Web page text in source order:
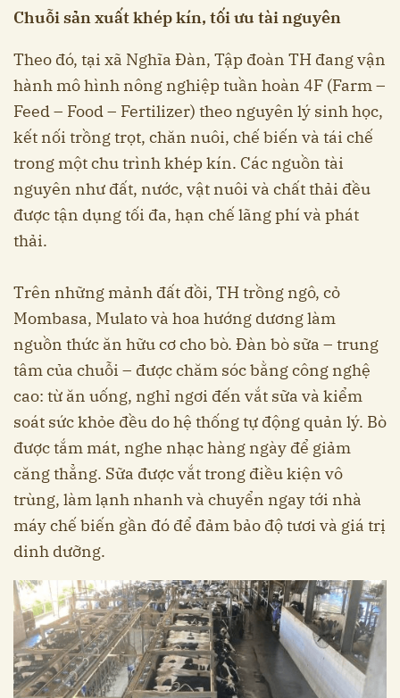
Chuỗi sản xuất khép kín, tối ưu tài nguyên
Theo đó, tại xã Nghĩa Đàn, Tập đoàn TH đang vận
hành mô hình nông nghiệp tuần hoàn 4F (Farm –
Feed – Food – Fertilizer) theo nguyên lý sinh học,
kết nối trồng trọt, chăn nuôi, chế biến và tái chế
trong một chu trình khép kín. Các nguồn tài
nguyên như đất, nước, vật nuôi và chất thải đều
được tận dụng tối đa, hạn chế lãng phí và phát
thải.
Trên những mảnh đất đồi, TH trồng ngô, cỏ
Mombasa, Mulato và hoa hướng dương làm
nguồn thức ăn hữu cơ cho bò. Đàn bò sữa – trung
tâm của chuỗi – được chăm sóc bằng công nghệ
cao: từ ăn uống, nghỉ ngơi đến vắt sữa và kiểm
soát sức khỏe đều do hệ thống tự động quản lý. Bò
được tắm mát, nghe nhạc hàng ngày để giảm
căng thẳng. Sữa được vắt trong điều kiện vô
trùng, làm lạnh nhanh và chuyển ngay tới nhà
máy chế biến gần đó để đảm bảo độ tươi và giá trị
dinh dưỡng.